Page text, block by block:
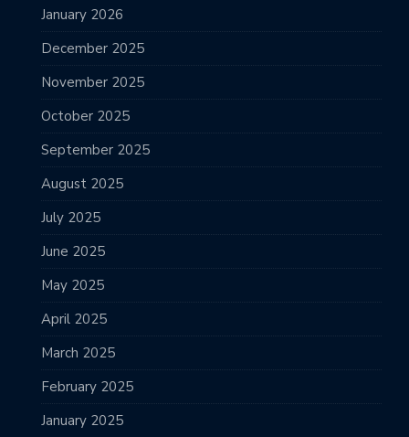
January 2026
December 2025
November 2025
October 2025
September 2025
August 2025
July 2025
June 2025
May 2025
April 2025
March 2025
February 2025
January 2025